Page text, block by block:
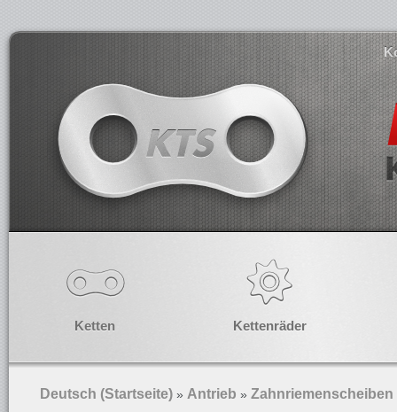
Ketten Kettenräder
Deutsch (Startseite) » Antrieb » Zahnriemenscheiben